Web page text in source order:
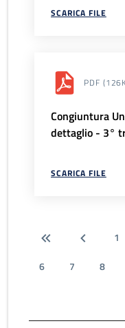
SCARICA FILE
PDF
Congiuntura
dettaglio - 3°
SCARICA FILE
1
6
7 8